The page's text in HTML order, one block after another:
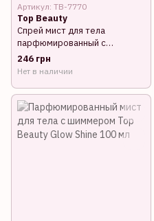
Артикул: TB-7770
Top Beauty
Спрей мист для тела
парфюмированный с
шиммером Top Beauty
Metalikque, 125 мл
246 грн
Нет в наличии